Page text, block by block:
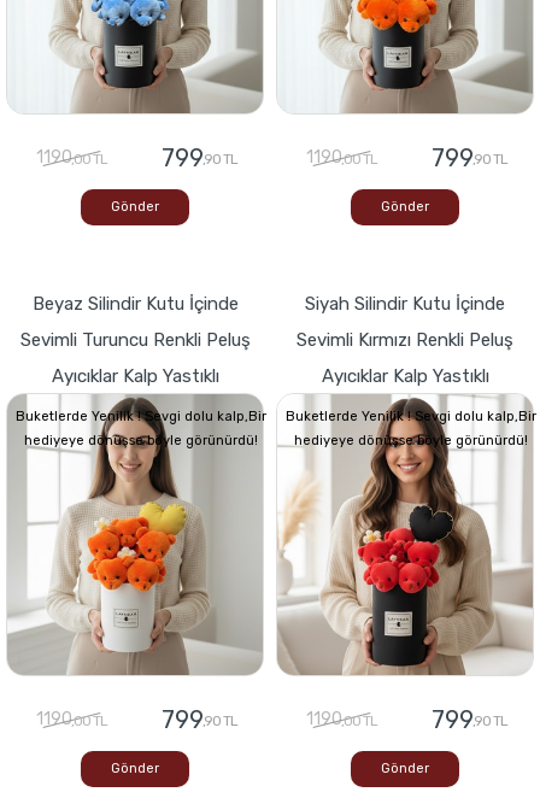
1190,00 TL 799,90 TL
Gönder
1190,00 TL 799,90 TL
Gönder
Beyaz Silindir Kutu İçinde
Sevimli Turuncu Renkli Peluş
Ayıcıklar Kalp Yastıklı
Buketlerde Yenilik ! Sevgi dolu kalp,Bir
hediyeye dönüşse böyle görünürdü!
1190,00 TL 799,90 TL
Gönder
Siyah Silindir Kutu İçinde
Sevimli Kırmızı Renkli Peluş
Ayıcıklar Kalp Yastıklı
Buketlerde Yenilik ! Sevgi dolu kalp,Bir
hediyeye dönüşse böyle görünürdü!
1190,00 TL 799,90 TL
Gönder